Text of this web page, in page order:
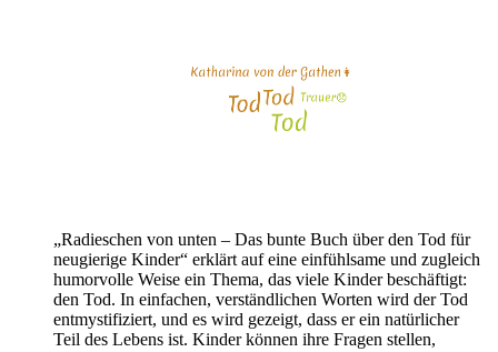
„Radieschen von unten – Das bunte Buch über den Tod für
neugierige Kinder“ erklärt auf eine einfühlsame und zugleich
humorvolle Weise ein Thema, das viele Kinder beschäftigt:
den Tod. In einfachen, verständlichen Worten wird der Tod
entmystifiziert, und es wird gezeigt, dass er ein natürlicher
Teil des Lebens ist. Kinder können ihre Fragen stellen,